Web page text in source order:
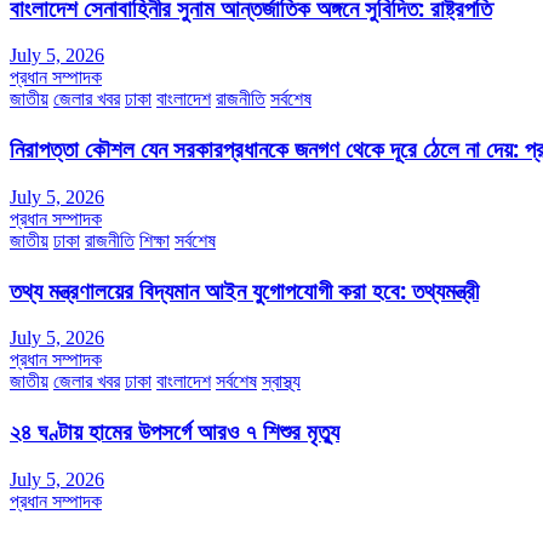
বাংলাদেশ সেনাবাহিনীর সুনাম আন্তর্জাতিক অঙ্গনে সুবিদিত: রাষ্ট্রপতি
July 5, 2026
প্রধান সম্পাদক
জাতীয় জেলার খবর ঢাকা বাংলাদেশ রাজনীতি সর্বশেষ
নিরাপত্তা কৌশল যেন সরকারপ্রধানকে জনগণ থেকে দূরে ঠেলে না দেয়:
July 5, 2026
প্রধান সম্পাদক
জাতীয় ঢাকা রাজনীতি শিক্ষা সর্বশেষ
তথ্য মন্ত্রণালয়ের বিদ্যমান আইন যুগোপযোগী করা হবে: তথ্যমন্ত্রী
July 5, 2026
প্রধান সম্পাদক
জাতীয় জেলার খবর ঢাকা বাংলাদেশ সর্বশেষ স্বাস্থ্য
২৪ ঘণ্টায় হামের উপসর্গে আরও ৭ শিশুর মৃত্যু
July 5, 2026
প্রধান সম্পাদক